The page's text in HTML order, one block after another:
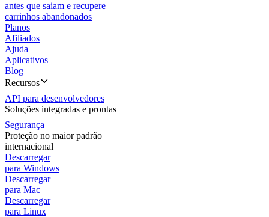
antes que saiam e recupere
carrinhos abandonados
Planos
Afiliados
Ajuda
Aplicativos
Blog
Recursos
API para desenvolvedores
Soluções integradas e prontas
Segurança
Proteção no maior padrão
internacional
Descarregar
para Windows
Descarregar
para Mac
Descarregar
para Linux